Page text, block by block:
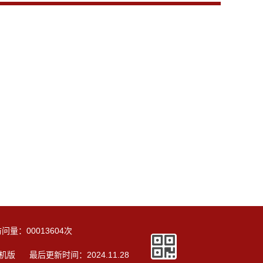
量： 00013604次
版 最后更新时间： 2024 11 28